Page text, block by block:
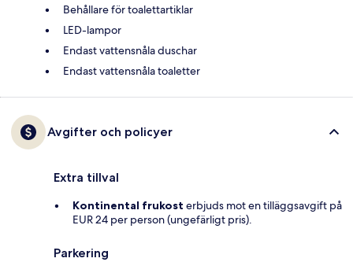
Behållare för toalettartiklar
LED-lampor
Endast vattensnåla duschar
Endast vattensnåla toaletter
Avgifter och policyer
Extra tillval
Kontinental frukost erbjuds mot en tilläggsavgift på
EUR 24 per person (ungefärligt pris).
Parkering